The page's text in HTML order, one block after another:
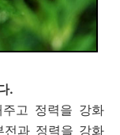
.
고 정력을 강화
전과 정력을 강화